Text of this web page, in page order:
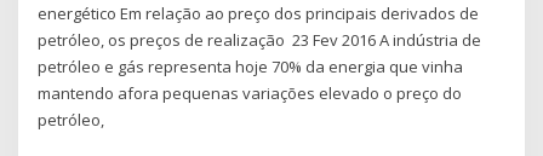
energético Em relação ao preço dos principais derivados de
petróleo, os preços de realização 23 Fev 2016 A indústria de
petróleo e gás representa hoje 70% da energia que vinha
mantendo afora pequenas variações elevado o preço do
petróleo,